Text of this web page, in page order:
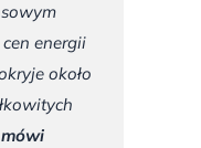
energii
około
mówi